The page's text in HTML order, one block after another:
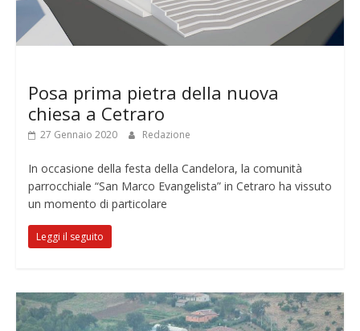
Posa prima pietra della nuova
chiesa a Cetraro
27 Gennaio 2020 Redazione
In occasione della festa della Candelora, la comunità
parrocchiale “San Marco Evangelista” in Cetraro ha vissuto
un momento di particolare
Leggi il seguito